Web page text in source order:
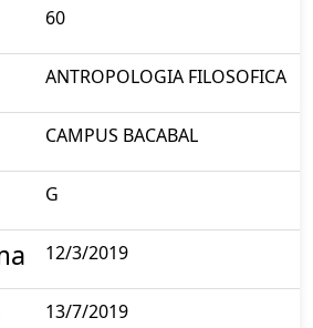
60
ANTROPOLOGIA FILOSOFICA
CAMPUS BACABAL
G
12/3/2019
13/7/2019